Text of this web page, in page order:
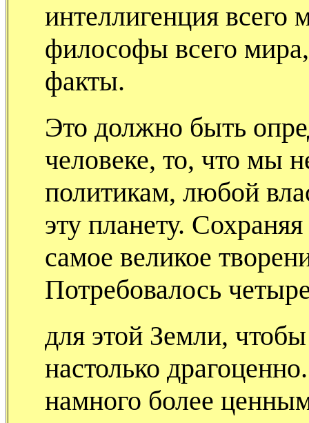
интеллигенция всего
философы всего
факты.
Это должно быть
человеке, то, что мы
политикам, любой
эту планету.
самое великое
Потребовалось
для этой Земли,
настолько
намного более